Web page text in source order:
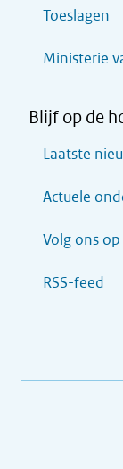
Toeslagen
Ministerie
Blijf op de
Laatste
Actuele
Volg ons
RSS-feed